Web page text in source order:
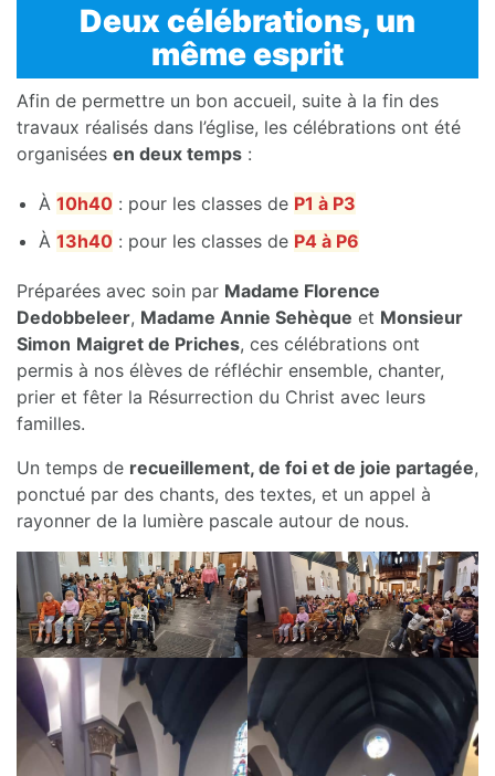
Deux célébrations, un
même esprit
Afin de permettre un bon accueil, suite à la fin des
travaux réalisés dans l’église, les célébrations ont été
organisées en deux temps :
À 10h40 : pour les classes de P1 à P3
À 13h40 : pour les classes de P4 à P6
Préparées avec soin par Madame Florence
Dedobbeleer, Madame Annie Sehèque et Monsieur
Simon Maigret de Priches, ces célébrations ont
permis à nos élèves de réfléchir ensemble, chanter,
prier et fêter la Résurrection du Christ avec leurs
familles.
Un temps de recueillement, de foi et de joie partagée,
ponctué par des chants, des textes, et un appel à
rayonner de la lumière pascale autour de nous.